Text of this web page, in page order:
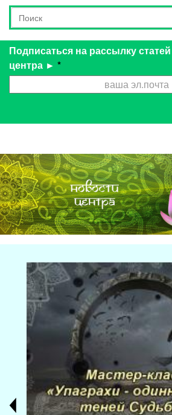
Форма поиска
Поиск
Подписаться на рассылку
центра ► *